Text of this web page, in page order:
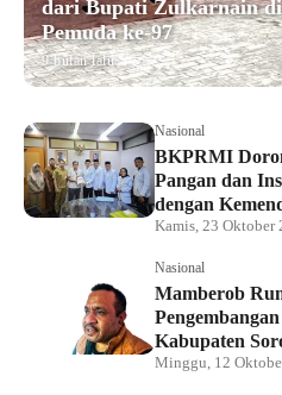
dari Bupati Zulkarnain
Pemuda ke-97
9 bulan lalu
Nasional
BKPRMI
Pangan dan
dengan
Kamis, 23 Oktober
Nasional
Mamberob
Kabupaten
Minggu, 12